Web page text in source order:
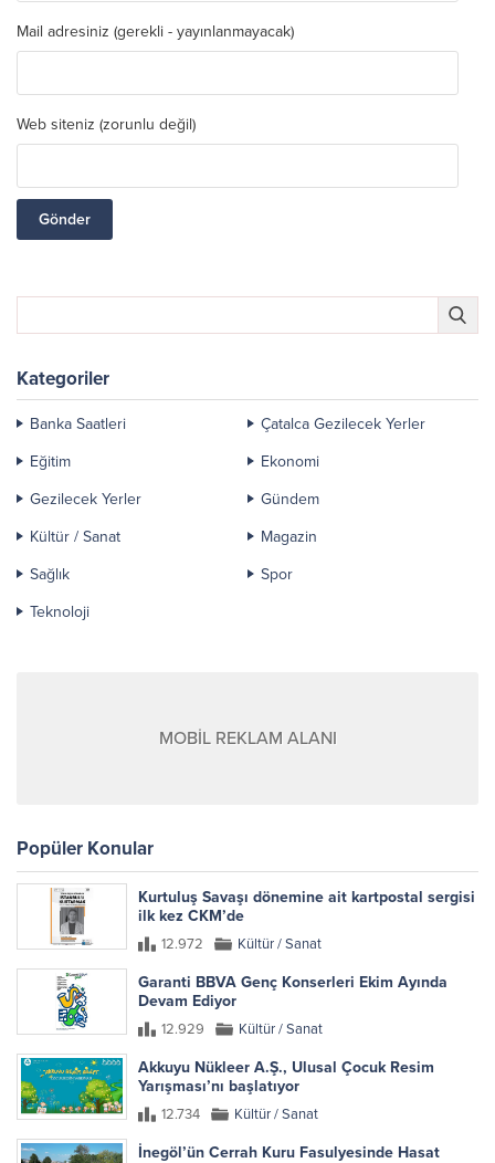
Mail adresiniz (gerekli - yayınlanmayacak)
Web siteniz (zorunlu değil)
Kategoriler
Banka Saatleri
Çatalca Gezilecek Yerler
Eğitim
Ekonomi
Gezilecek Yerler
Gündem
Kültür / Sanat
Magazin
Sağlık
Spor
Teknoloji
MOBİL REKLAM ALANI
Popüler Konular
Kurtuluş Savaşı dönemine ait kartpostal sergisi
ilk kez CKM’de
12.972 Kültür / Sanat
Garanti BBVA Genç Konserleri Ekim Ayında
Devam Ediyor
12.929 Kültür / Sanat
Akkuyu Nükleer A.Ş., Ulusal Çocuk Resim
Yarışması’nı başlatıyor
12.734 Kültür / Sanat
İnegöl’ün Cerrah Kuru Fasulyesinde Hasat